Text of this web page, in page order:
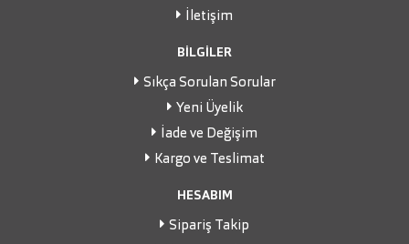
İletişim
BİLGİLER
Sıkça Sorulan Sorular
Yeni Üyelik
İade ve Değişim
Kargo ve Teslimat
HESABIM
Sipariş Takip